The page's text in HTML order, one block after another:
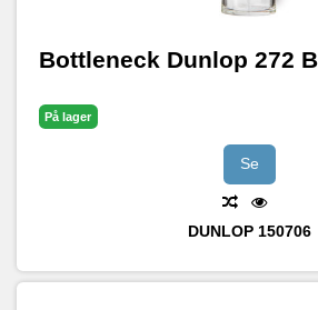
Bottleneck Dunlop 272
På lager
Se
DUNLOP 150706